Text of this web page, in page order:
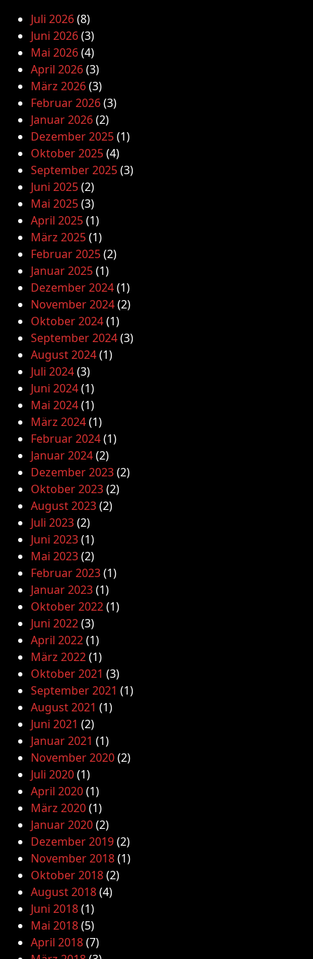
Juli 2026(8)
Juni 2026(3)
Mai 2026(4)
April 2026(3)
März 2026(3)
Februar 2026(3)
Januar 2026(2)
Dezember 2025(1)
Oktober 2025(4)
September 2025(3)
Juni 2025(2)
Mai 2025(3)
April 2025(1)
März 2025(1)
Februar 2025(2)
Januar 2025(1)
Dezember 2024(1)
November 2024(2)
Oktober 2024(1)
September 2024(3)
August 2024(1)
Juli 2024(3)
Juni 2024(1)
Mai 2024(1)
März 2024(1)
Februar 2024(1)
Januar 2024(2)
Dezember 2023(2)
Oktober 2023(2)
August 2023(2)
Juli 2023(2)
Juni 2023(1)
Mai 2023(2)
Februar 2023(1)
Januar 2023(1)
Oktober 2022(1)
Juni 2022(3)
April 2022(1)
März 2022(1)
Oktober 2021 (3)
September 2021 (1)
August 2021 (1)
Juni 2021 (2)
Januar 2021 (1)
November 2020(2)
Juli 2020(1)
April 2020(1)
März 2020(1)
Januar 2020(2)
Dezember 2019(2)
November 2018(1)
Oktober 2018(2)
August 2018(4)
Juni 2018(1)
Mai 2018(5)
April 2018(7)